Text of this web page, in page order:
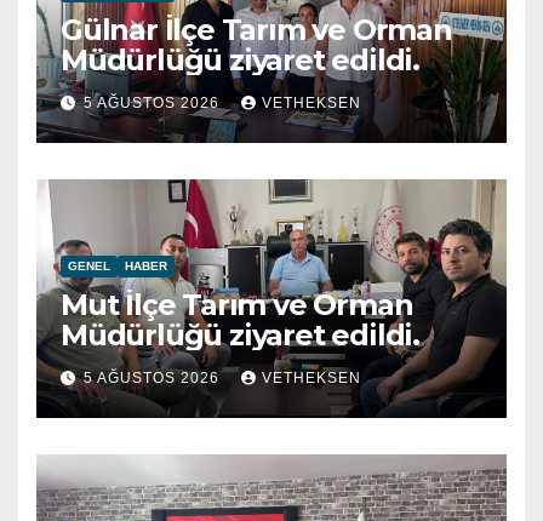
Gülnar İlçe Tarım ve Orman
Müdürlüğü ziyaret edildi.
5 AĞUSTOS 2026 VETHEKSEN
GENEL HABER
Mut İlçe Tarım ve Orman
Müdürlüğü ziyaret edildi.
5 AĞUSTOS 2026 VETHEKSEN